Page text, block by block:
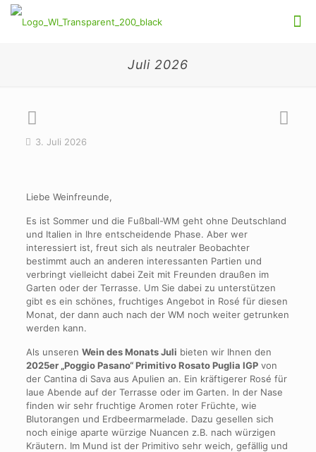
Juli 2026
3. Juli 2026
Liebe Weinfreunde,
Es ist Sommer und die Fußball-WM geht ohne Deutschland
und Italien in Ihre entscheidende Phase. Aber wer
interessiert ist, freut sich als neutraler Beobachter
bestimmt auch an anderen interessanten Partien und
verbringt vielleicht dabei Zeit mit Freunden draußen im
Garten oder der Terrasse. Um Sie dabei zu unterstützen
gibt es ein schönes, fruchtiges Angebot in Rosé für diesen
Monat, der dann auch nach der WM noch weiter getrunken
werden kann.
Als unseren Wein des Monats Juli bieten wir Ihnen den
2025er „Poggio Pasano“ Primitivo Rosato Puglia IGPvon
der Cantina di Sava aus Apulien an. Ein kräftigerer Rosé für
laue Abende auf der Terrasse oder im Garten. In der Nase
finden wir sehr fruchtige Aromen roter Früchte, wie
Blutorangen und Erdbeermarmelade. Dazu gesellen sich
noch einige aparte würzige Nuancen z.B. nach würzigen
Kräutern. Im Mund ist der Primitivo sehr weich, gefällig und